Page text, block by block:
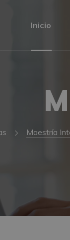
Inicio
Maestría